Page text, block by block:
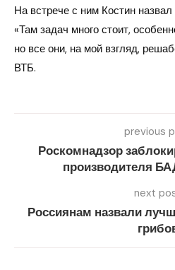
На встрече с ним Костин
«Там задач много стоит,
но все они, на мой взгляд,
ВТБ.
previous
Роскомнадзор
производителя
next
Россиянам назвали